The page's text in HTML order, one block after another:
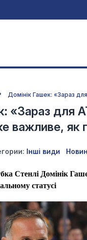
Домінік Гашек: «Зараз
«Зараз для
важливе, як
Інші види
Стенлі Домінік
статусі